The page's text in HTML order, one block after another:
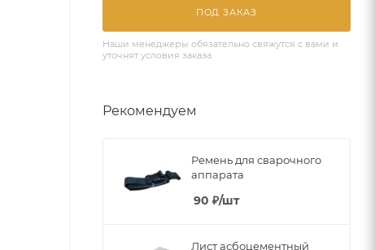
ПОД ЗАКАЗ
Наши менеджеры обязательно свяжутся с вами и
уточнят условия заказа
Рекомендуем
Ремень для сварочного
аппарата
90 ₽/шт
Лист асбоцементный